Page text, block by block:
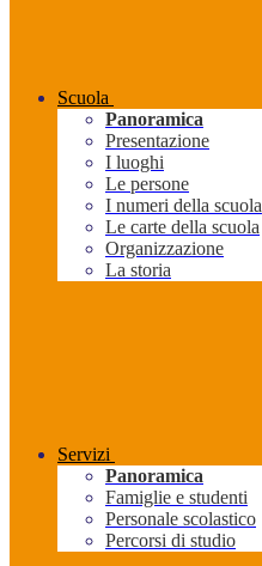
Scuola
Panoramica
Presentazione
I luoghi
Le persone
I numeri della scuola
Le carte della scuola
Organizzazione
La storia
Servizi
Panoramica
Famiglie e studenti
Personale scolastico
Percorsi di studio